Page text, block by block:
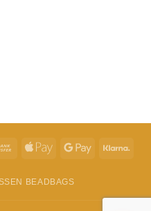
Bank
Apple
Google
BEADBAGS